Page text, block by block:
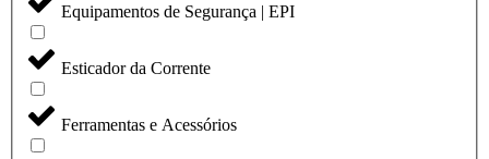
Equipamentos de Segurança | EPI
Esticador da Corrente
Ferramentas e Acessórios